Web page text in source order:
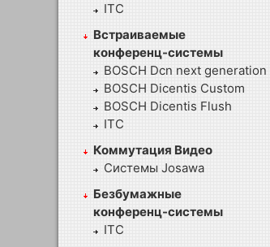
ITC
Встраиваемые
конференц-системы
BOSCH Dcn next generation
BOSCH Dicentis Custom
BOSCH Dicentis Flush
ITC
Коммутация Видео
Системы Josawa
Безбумажные
конференц-системы
ITC